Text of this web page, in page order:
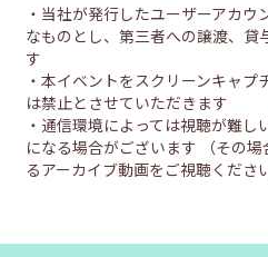
・当社が発行したユーザーアカ
なものとし、第三者への譲渡、貸
す
・本イベントをスクリーンキャ
は禁止とさせていただきます
・通信環境によっては視聴が難
になる場合がございます
（その
るアーカイブ動画をご視聴ください